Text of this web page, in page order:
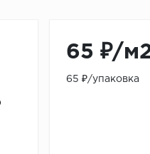
65 ₽/
65 ₽/упаковка